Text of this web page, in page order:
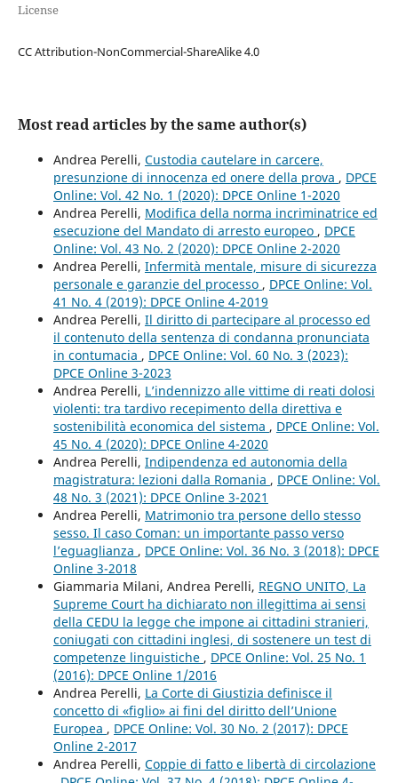
License
CC Attribution-NonCommercial-ShareAlike 4.0
Most read articles by the same author(s)
Andrea Perelli, Custodia cautelare in carcere,
presunzione di innocenza ed onere della prova , DPCE
Online: Vol. 42 No. 1 (2020): DPCE Online 1-2020
Andrea Perelli, Modifica della norma incriminatrice ed
esecuzione del Mandato di arresto europeo , DPCE
Online: Vol. 43 No. 2 (2020): DPCE Online 2-2020
Andrea Perelli, Infermità mentale, misure di sicurezza
personale e garanzie del processo , DPCE Online: Vol.
41 No. 4 (2019): DPCE Online 4-2019
Andrea Perelli, Il diritto di partecipare al processo ed
il contenuto della sentenza di condanna pronunciata
in contumacia , DPCE Online: Vol. 60 No. 3 (2023):
DPCE Online 3-2023
Andrea Perelli, L’indennizzo alle vittime di reati dolosi
violenti: tra tardivo recepimento della direttiva e
sostenibilità economica del sistema , DPCE Online: Vol.
45 No. 4 (2020): DPCE Online 4-2020
Andrea Perelli, Indipendenza ed autonomia della
magistratura: lezioni dalla Romania , DPCE Online: Vol.
48 No. 3 (2021): DPCE Online 3-2021
Andrea Perelli, Matrimonio tra persone dello stesso
sesso. Il caso Coman: un importante passo verso
l’eguaglianza , DPCE Online: Vol. 36 No. 3 (2018): DPCE
Online 3-2018
Giammaria Milani, Andrea Perelli, REGNO UNITO, La
Supreme Court ha dichiarato non illegittima ai sensi
della CEDU la legge che impone ai cittadini stranieri,
coniugati con cittadini inglesi, di sostenere un test di
competenze linguistiche , DPCE Online: Vol. 25 No. 1
(2016): DPCE Online 1/2016
Andrea Perelli, La Corte di Giustizia definisce il
concetto di «figlio» ai fini del diritto dell’Unione
Europea , DPCE Online: Vol. 30 No. 2 (2017): DPCE
Online 2-2017
Andrea Perelli, Coppie di fatto e libertà di circolazione